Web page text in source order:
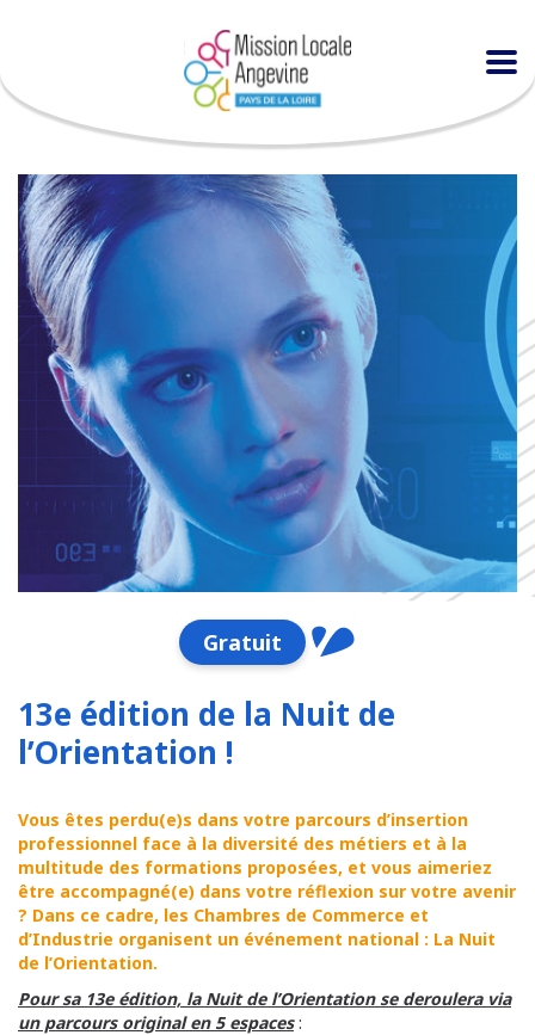
Accueil Agenda 13e édition de la Nuit de l’Orientation !
Gratuit
13e édition de la Nuit de
l’Orientation !
Vous êtes perdu(e)s dans votre parcours d’insertion
professionnel face à la diversité des métiers et à la
multitude des formations proposées, et vous aimeriez
être accompagné(e) dans votre réflexion sur votre avenir
? Dans ce cadre, les Chambres de Commerce et
d’Industrie organisent un événement national : La Nuit
de l’Orientation.
Pour sa 13e édition, la Nuit de l’Orientation se deroulera via
un parcours original en 5 espaces: